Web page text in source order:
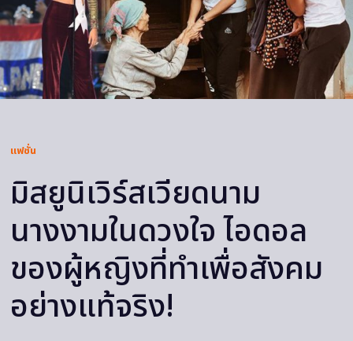
แฟชั่น
มิสยูนิเวิร์สเวียดนาม
นางงามในดวงใจ ไอดอล
ของผู้หญิงที่ทำเพื่อสังคม
อย่างแท้จริง!